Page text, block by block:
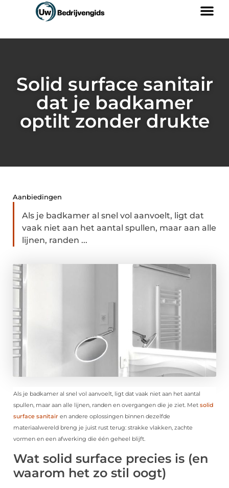
Solid surface sanitair
dat je badkamer
optilt zonder drukte
Aanbiedingen
Als je badkamer al snel vol aanvoelt, ligt dat
vaak niet aan het aantal spullen, maar aan alle
lijnen, randen ...
Als je badkamer al snel vol aanvoelt, ligt dat vaak niet aan het aantal
spullen, maar aan alle lijnen, randen en overgangen die je ziet. Met solid
surface sanitair en andere oplossingen binnen dezelfde
materiaalwereld breng je juist rust terug: strakke vlakken, zachte
vormen en een afwerking die één geheel blijft.
Wat solid surface precies is (en
waarom het zo stil oogt)